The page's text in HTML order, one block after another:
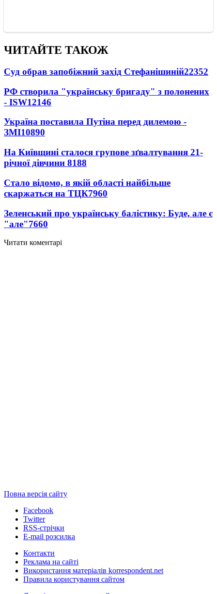
ЧИТАЙТЕ ТАКОЖ
Суд обрав запобіжний захід Стефанішиній22352
РФ створила "українську бригаду" з полонених
- ISW12146
Україна поставила Путіна перед дилемою -
ЗМІ10890
На Київщині сталося групове зґвалтування 21-
річної дівчини 8188
Стало відомо, в якій області найбільше
скаржаться на ТЦК7960
Зеленський про українську балістику: Буде, але є
"але"7660
Читати коментарі
Повна версія сайту
Facebook
Twitter
RSS-стрічки
E-mail розсилка
Контакти
Реклама на сайті
Використання матеріалів korrespondent.net
Правила користування сайтом